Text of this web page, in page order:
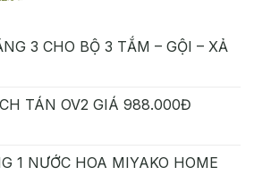
3 CHO BỘ 3 TẮM – GỘI – XẢ
TÁN OV2 GIÁ 988.000Đ
1 NƯỚC HOA MIYAKO HOME